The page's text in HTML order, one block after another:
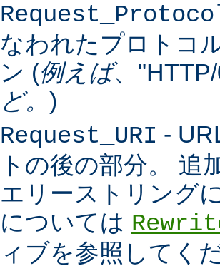
なわれたプロトコ
ン (例えば、
ど。 )
Request_URI -
トの後の部分。 追
エリーストリング
については
ィブを参照してく